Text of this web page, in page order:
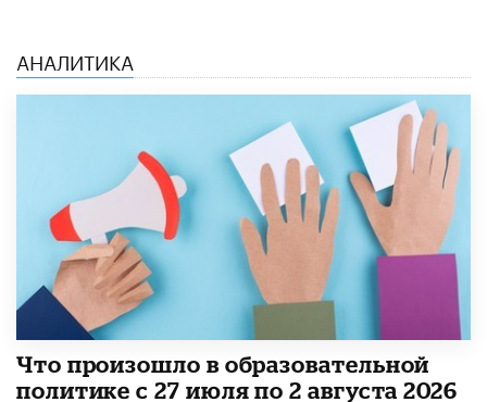
АНАЛИТИКА
​Что произошло в образовательной
политике с 27 июля по 2 августа 2026